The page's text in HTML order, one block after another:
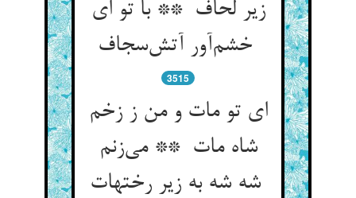
زیر لحاف ** با تو ای
3515
ای تو مات و من ز زخم
شاه مات ** می‌زنم
شه شه به زیر رختهات